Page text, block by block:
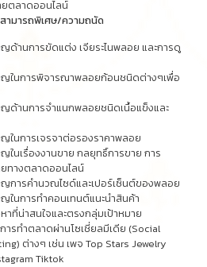
ยตลาดออนไลน์
ามารถพิเศษ/ความถนัด
ด้านการขัดแต่ง เจียระไนพลอย และการดู
ญในการพิจารณาพลอยก้อนชนิดต่างๆเพื่อ
ญด้านการจำแนกพลอยชนิดเนื้อแข็งและ
ในการเจรจาต่อรองราคาพลอย
ในเรื่องงานขาย กลยุทธิ์การขาย การ
ทางตลาดออนไลน์
ญการคำนวณไซด์และเปอร์เซ็นต์ของพลอย
ในการทำคอนเทนต์แนะนำสินค้า
าที่น่าสนใจและตรงกลุ่มเป้าหมาย
รทำตลาดผ่านโซเชี่ยลมีเดีย (Social
ต่างๆ เช่น เพจ Top Stars Jewelry
Tiktok